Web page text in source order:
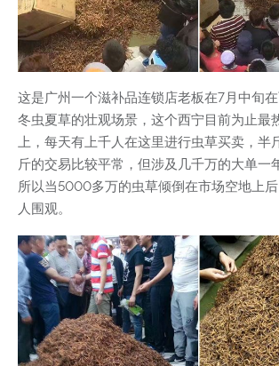
这是广州一个滋补品连锁店老板在7月中旬
冬虫夏草的壮观场景，这个西宁目前为止最
上，每天有上千人在这里进行虫草买卖，半
斤的交易比较平常，但涉及几千万的大单一
所以当5000多万的虫草倾倒在市场空地上
人围观。